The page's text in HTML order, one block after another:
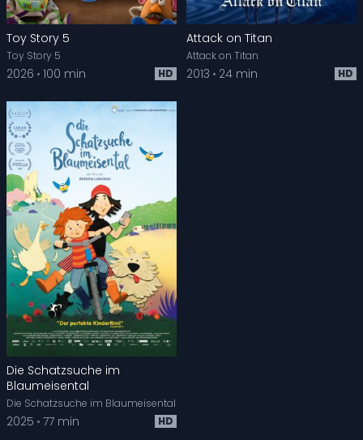
Toy Story 5
Toy Story 5
2026 100 min HD
Attack on Titan
Attack on Titan
2013 24 min HD
Die Schatzsuche im
Blaumeisental
Die Schatzsuche im Blaumeisental
2025 77 min HD